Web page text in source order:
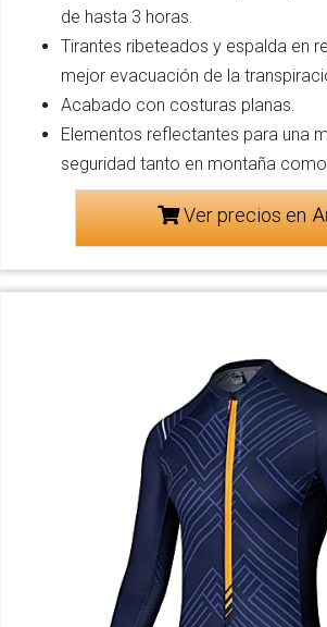
de hasta 3 horas.
Tirantes ribeteados y espalda en
mejor evacuación de la
Acabado con costuras planas.
Elementos reflectantes para una
seguridad tanto en montaña
Ver precios en